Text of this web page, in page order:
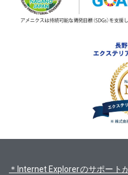
＊Internet Explorerのサポート